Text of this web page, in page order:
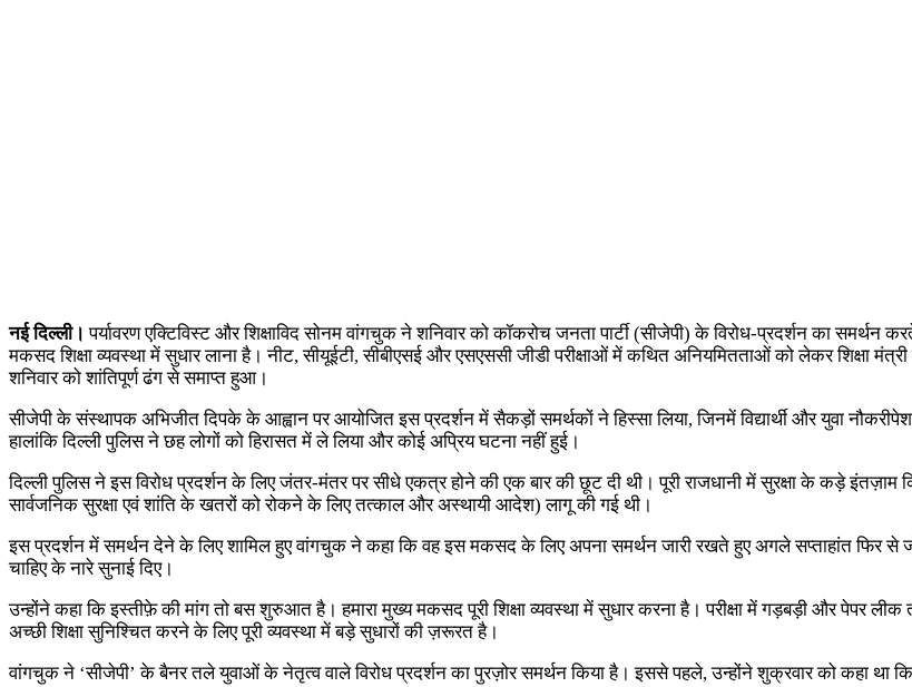
नई दिल्ली। पर्यावरण एक्टिविस्ट और शिक्षाविद सोनम वांगचुक ने शनिवार को कॉकरोच जनता पार्टी (सीजेपी) के विरोध-प्रदर्शन का
मकसद शिक्षा व्यवस्था में सुधार लाना है। नीट, सीयूईटी, सीबीएसई और एसएससी जीडी परीक्षाओं में कथित अनियमितताओं को लेकर शिक्षा
शनिवार को शांतिपूर्ण ढंग से समाप्त हुआ।
सीजेपी के संस्थापक अभिजीत दिपके के आह्वान पर आयोजित इस प्रदर्शन में सैकड़ों समर्थकों ने हिस्सा लिया, जिनमें विद्यार्थी और युवा
हालांकि दिल्ली पुलिस ने छह लोगों को हिरासत में ले लिया और कोई अप्रिय घटना नहीं हुई।
दिल्ली पुलिस ने इस विरोध प्रदर्शन के लिए जंतर-मंतर पर सीधे एकत्र होने की एक बार की छूट दी थी। पूरी राजधानी में सुरक्षा के कड़े
सार्वजनिक सुरक्षा एवं शांति के खतरों को रोकने के लिए तत्काल और अस्थायी आदेश) लागू की गई थी।
इस प्रदर्शन में समर्थन देने के लिए शामिल हुए वांगचुक ने कहा कि वह इस मकसद के लिए अपना समर्थन जारी रखते हुए अगले सप्ताहांत फिर से
चाहिए के नारे सुनाई दिए।
उन्होंने कहा कि इस्तीफ़े की मांग तो बस शुरुआत है। हमारा मुख्य मकसद पूरी शिक्षा व्यवस्था में सुधार करना है। परीक्षा में गड़बड़ी और पेपर
अच्छी शिक्षा सुनिश्चित करने के लिए पूरी व्यवस्था में बड़े सुधारों की ज़रूरत है।
वांगचुक ने ‘सीजेपी’ के बैनर तले युवाओं के नेतृत्व वाले विरोध प्रदर्शन का पुरज़ोर समर्थन किया है। इससे पहले, उन्होंने शुक्रवार को कहा था